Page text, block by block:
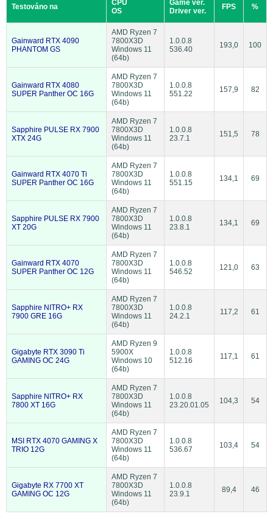
Testováno na
CPU
OS
Game ver.
Driver ver.
FPS %
Gainward RTX 4090
PHANTOM GS
AMD Ryzen 7
7800X3D
Windows 11
(64b)
1.0.0.8
536.40
193,0 100
Gainward RTX 4080
SUPER Panther OC 16G
AMD Ryzen 7
7800X3D
Windows 11
(64b)
1.0.0.8
551.22
157,9 82
Sapphire PULSE RX 7900
XTX 24G
AMD Ryzen 7
7800X3D
Windows 11
(64b)
1.0.0.8
23.7.1
151,5 78
Gainward RTX 4070 Ti
SUPER Panther OC 16G
AMD Ryzen 7
7800X3D
Windows 11
(64b)
1.0.0.8
551.15
134,1 69
Sapphire PULSE RX 7900
XT 20G
AMD Ryzen 7
7800X3D
Windows 11
(64b)
1.0.0.8
23.8.1
134,1 69
Gainward RTX 4070
SUPER Panther OC 12G
AMD Ryzen 7
7800X3D
Windows 11
(64b)
1.0.0.8
546.52
121,0 63
Sapphire NITRO+ RX
7900 GRE 16G
AMD Ryzen 7
7800X3D
Windows 11
(64b)
1.0.0.8
24.2.1
117,2 61
Gigabyte RTX 3090 Ti
GAMING OC 24G
AMD Ryzen 9
5900X
Windows 10
(64b)
1.0.0.8
512.16
117,1 61
Sapphire NITRO+ RX
7800 XT 16G
AMD Ryzen 7
7800X3D
Windows 11
(64b)
1.0.0.8
23.20.01.05
104,3 54
MSI RTX 4070 GAMING X
TRIO 12G
AMD Ryzen 7
7800X3D
Windows 11
(64b)
1.0.0.8
536.67
103,4 54
Gigabyte RX 7700 XT
GAMING OC 12G
AMD Ryzen 7
7800X3D
Windows 11
(64b)
1.0.0.8
23.9.1
89,4 46